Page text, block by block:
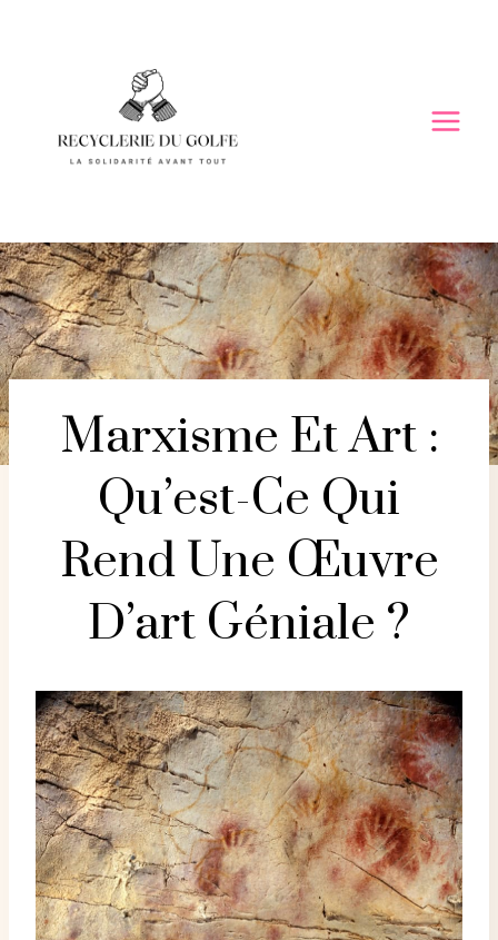
Marxisme Et Art :
Qu’est-Ce Qui
Rend Une Œuvre
D’art Géniale ?